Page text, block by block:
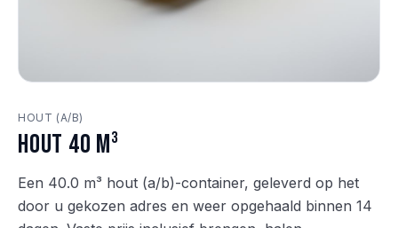
HOUT (A/B)
Hout 40 m³
Een 40.0 m³ hout (a/b)-container, geleverd op het
door u gekozen adres en weer opgehaald binnen 14